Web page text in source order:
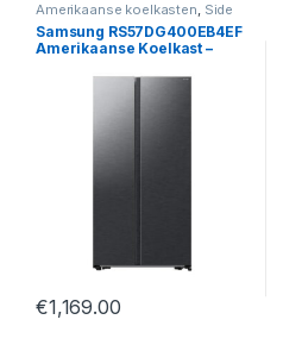
Amerikaanse koelkasten, Side
by Sides
Samsung RS57DG400EB4EF
Amerikaanse Koelkast –
€1,169.00